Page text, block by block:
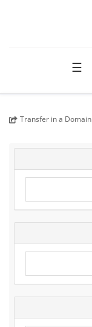
☰
Transfer in a Domain